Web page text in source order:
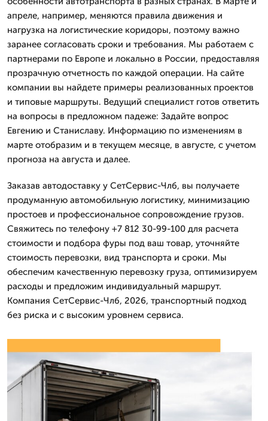
апреле, например, меняются правила движения и
нагрузка на логистические коридоры, поэтому важно
заранее согласовать сроки и требования. Мы работаем с
партнерами по Европе и локально в России, предоставляя
прозрачную отчетность по каждой операции. На сайте
компании вы найдете примеры реализованных проектов
и типовые маршруты. Ведущий специалист готов ответить
на вопросы в предложном падеже: Задайте вопрос
Евгению и Станиславу. Информацию по изменениям в
марте отобразим и в текущем месяце, в августе, с учетом
прогноза на августа и далее.
Заказав автодоставку у СетСервис-Члб, вы получаете
продуманную автомобильную логистику, минимизацию
простоев и профессиональное сопровождение грузов.
Свяжитесь по телефону +7 812 30-99-100 для расчета
стоимости и подбора фуры под ваш товар, уточняйте
стоимость перевозки, вид транспорта и сроки. Мы
обеспечим качественную перевозку груза, оптимизируем
расходы и предложим индивидуальный маршрут.
Компания СетСервис-Члб, 2026, транспортный подход
без риска и с высоким уровнем сервиса.